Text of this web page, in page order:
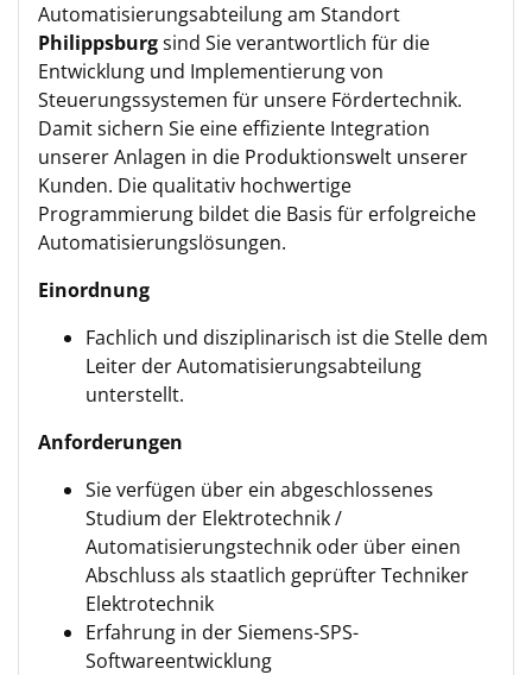
Automatisierungsabteilung am Standort
Philippsburgsind Sie verantwortlich für die
Entwicklung und Implementierung von
Steuerungssystemen für unsere Fördertechnik.
Damit sichern Sie eine effiziente Integration
unserer Anlagen in die Produktionswelt unserer
Kunden. Die qualitativ hochwertige
Programmierung bildet die Basis für erfolgreiche
Automatisierungslösungen.
Einordnung
Fachlich und disziplinarisch ist die Stelle dem
Leiter der Automatisierungsabteilung
unterstellt.
Anforderungen
Sie verfügen über ein abgeschlossenes
Studium der Elektrotechnik /
Automatisierungstechnik oder über einen
Abschluss als staatlich geprüfter Techniker
Elektrotechnik
Erfahrung in der Siemens-SPS-
Softwareentwicklung